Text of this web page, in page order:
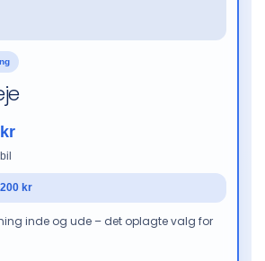
kr
inde og ude – det oplagte valg for